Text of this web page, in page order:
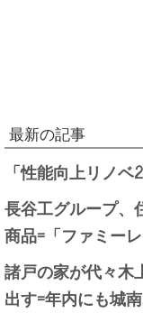
最新の記事
「性能向上リノ
長谷工グループ、
商品=「ファミー
諸戸の家が代々木
出す=年内にも城